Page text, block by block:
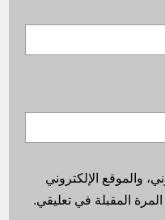
والموقع الإلكتروني
المقبلة في تعليقي.